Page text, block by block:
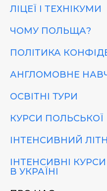
ЛІЦЕЇ І ТЕХНІКУМИ
ЧОМУ ПОЛЬЩА?
ПОЛІТИКА
АНГЛОМОВНЕ
ОСВІТНІ ТУРИ
КУРСИ ПОЛЬСЬКОЇ
ІНТЕНСИВНИЙ
ІНТЕНСИВНІ
В УКРАЇНІ